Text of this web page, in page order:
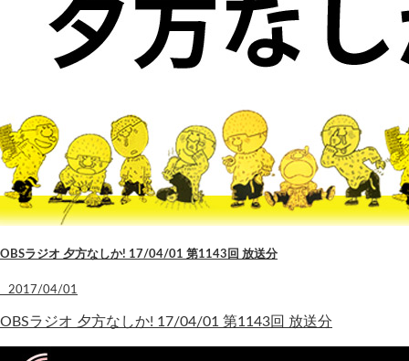
OBSラジオ 夕方なしか! 17/04/01 第1143回 放送分
2017/04/01
OBSラジオ 夕方なしか! 17/04/01 第1143回 放送分